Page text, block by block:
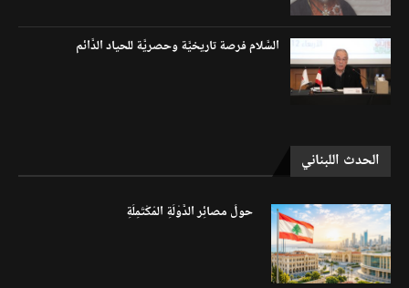
السَّلام فرصة تاريخيَّة وحصريَّة للحياد الدَّائم
الحدث اللبناني
حولَ مصائِر الدَّوْلَةِ المُكْتَمِلَةِ